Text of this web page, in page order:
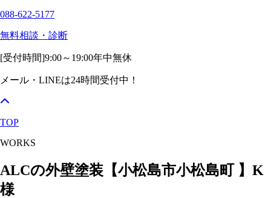
088-622-5177
無料相談・診断
[受付時間]9:00～19:00年中無休
メール・LINEは24時間受付中！
TOP
WORKS
ALCの外壁塗装【小松島市小松島町 】K
様